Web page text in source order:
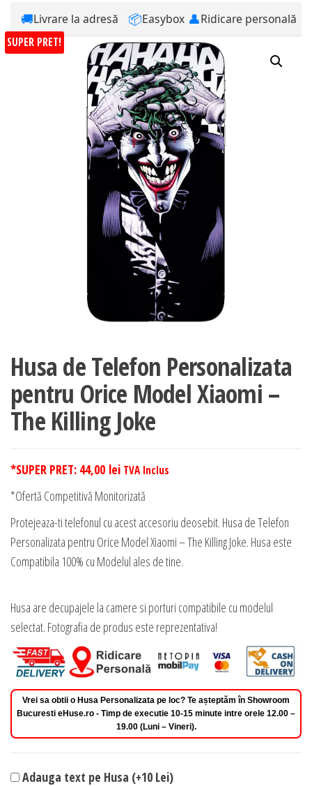
🚚Livrare la adresă 📦Easybox 👤Ridicare personală
SUPER PRET!
Husa de Telefon Personalizata
pentru Orice Model Xiaomi –
The Killing Joke
*SUPER PRET: 44,00 lei TVA Inclus
*Ofertă Competitivă Monitorizată
Protejeaza-ti telefonul cu acest accesoriu deosebit. Husa de Telefon
Personalizata pentru Orice Model Xiaomi – The Killing Joke. Husa este
Compatibila 100% cu Modelul ales de tine.
Husa are decupajele la camere si porturi compatibile cu modelul
selectat. Fotografia de produs este reprezentativa!
Vrei sa obtii o Husa Personalizata pe loc? Te așteptăm în Showroom
Bucuresti eHuse.ro - Timp de executie 10-15 minute intre orele 12.00 –
19.00 (Luni – Vineri).
Adauga text pe Husa (+10 Lei)